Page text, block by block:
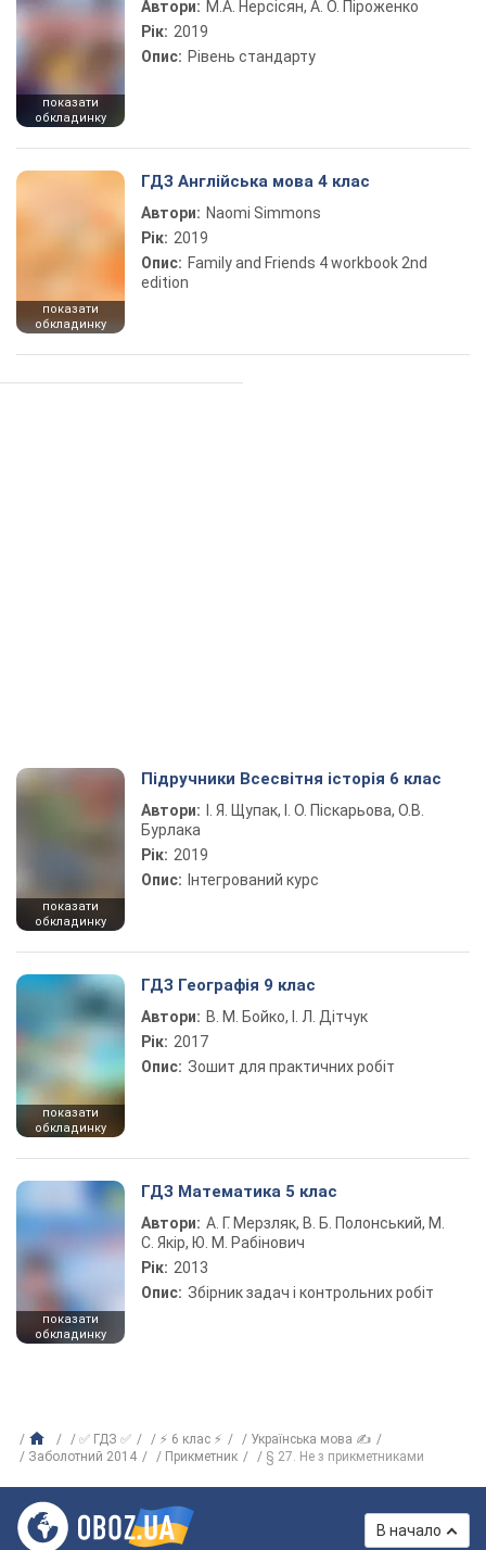
показати
обкладинку
Автори: М.А. Нерсісян, А. О. Піроженко
Рік: 2019
Опис: Рівень стандарту
показати
обкладинку
ГДЗ Англійська мова 4 клас
Автори: Naomi Simmons
Рік: 2019
Опис: Family and Friends 4 workbook 2nd
edition
показати
обкладинку
Підручники Всесвітня історія 6 клас
Автори:
І. Я. Щупак, І. О. Піскарьова, О.В.
Бурлака
Рік: 2019
Опис: Інтегрований курс
показати
обкладинку
ГДЗ Географія 9 клас
Автори: В. М. Бойко, І. Л. Дітчук
Рік: 2017
Опис: Зошит для практичних робіт
показати
обкладинку
ГДЗ Математика 5 клас
Автори: А. Г. Мерзляк, В. Б. Полонський, М.
С. Якір, Ю. М. Рабінович
Рік: 2013
Опис: Збірник задач і контрольних робіт
✅ ГДЗ ✅ ⚡ 6 клас ⚡
Українська мова ✍
Заболотний 2014
Прикметник § 27. Не з прикметниками
В начало